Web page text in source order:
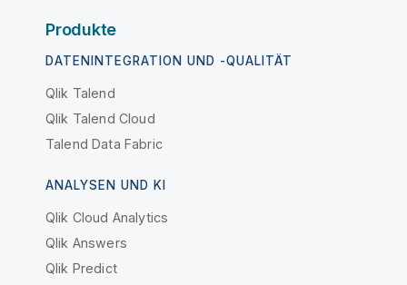
Produkte
DATENINTEGRATION UND -QUALITÄT
Qlik Talend
Qlik Talend Cloud
Talend Data Fabric
ANALYSEN UND KI
Qlik Cloud Analytics
Qlik Answers
Qlik Predict